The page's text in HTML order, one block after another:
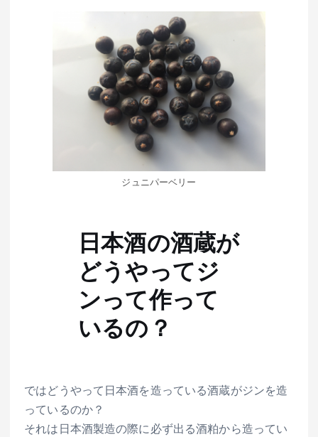
ジュニパーベリー
日本酒の酒蔵が
どうやってジ
ンって作って
いるの？
ではどうやって日本酒を造っている酒蔵がジンを造
っているのか？
それは日本酒製造の際に必ず出る酒粕から造ってい